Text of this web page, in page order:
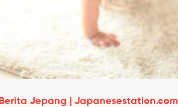
Berita Jepang | Japanesestation.com